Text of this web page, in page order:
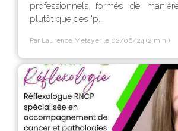
professionnels formés de
plutôt que des "p...
Par Laurence Metayer le 02/06/24 (2 min.)